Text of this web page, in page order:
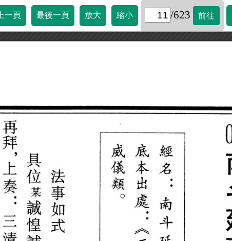
上一頁 最後一頁 放大 縮小 /623 前往